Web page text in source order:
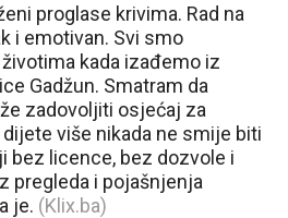
proglase krivima. Rad na
i emotivan. Svi smo
kada izađemo iz
Gadžun. Smatram da
zadovoljiti osjećaj za
više nikada ne smije biti
bez licence, bez dozvole i
pregleda i pojašnjenja
je. (Klix.ba)